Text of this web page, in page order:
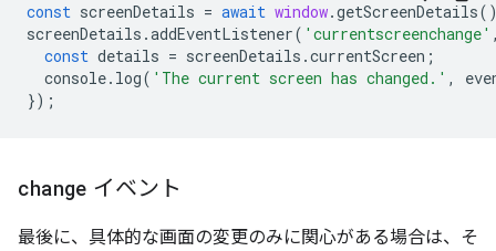
const screenDetails = await window.getScreenDetails
screenDetails .addEventListener( 'currentscreenchange'
const details = screenDetails .currentScreen ;
console. log( 'The current screen has changed.' ,
});
change イベント
最後に、具体的な画面の変更のみに関心がある場合は、そ